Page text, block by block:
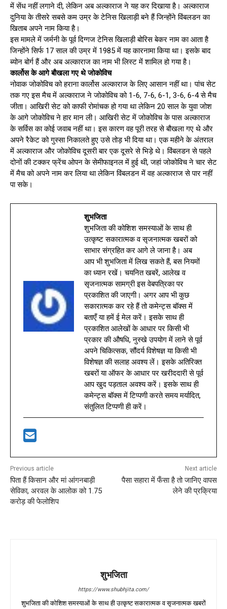
में सेंध नहीं लगाने दी, लेकिन अब अल्काराज ने यह कर दिखाया है। अल्काराज
दुनिया के तीसरे सबसे कम उम्र के टेनिस खिलाड़ी बने हैं जिन्होंने विंबलडन का
खिताब अपने नाम किया है।
इस मामले में जर्मनी के पूर्व दिग्गज टेनिस खिलाड़ी बोरिस बेकर नाम का आता है
जिन्होंने सिर्फ 17 साल की उम्र में 1985 में यह कारनामा किया था। इसके बाद
ब्योन बोर्ग हैं और अब अल्काराज का नाम भी लिस्ट में शामिल हो गया है।
कार्लोस के आगे बौखला गए थे जोकोविच
नोवाक जोकोविच को हराना कार्लोस अल्काराज के लिए आसान नहीं था। पांच सेट
तक गए इस मैच में अल्काराज ने जोकोविच को 1-6, 7-6, 6-1, 3-6, 6-4 से मैच
जीता। आखिरी सेट को काफी रोमांचक हो गया था लेकिन 20 साल के युवा जोश
के आगे जोकोविच ने हार मान ली। आखिरी सेट में जोकोविच के पास अल्काराज
के सर्विस का कोई जवाब नहीं था। इस कारण वह पूरी तरह से बौखला गए थे और
अपने रैकेट को गुस्सा निकालते हुए उसे तोड़ भी दिया था। एक महीने के अंतराल
में अल्काराज और जोकोविच दूसरी बार एक दूसरे से भिड़े थे। विंबलडन से पहले
दोनों की टक्कर फ्रेंच ओपन के सेमीफाइनल में हुई थी, जहां जोकोविच ने चार सेट
में मैच को अपने नाम कर लिया था लेकिन विंबलडन में वह अल्काराज से पार नहीं
पा सके।
शुभजिता
शुभजिता की कोशिश समस्याओं के साथ ही
उत्कृष्ट सकारात्मक व सृजनात्मक खबरों को
साभार संग्रहित कर आगे ले जाना है। अब
आप भी शुभजिता में लिख सकते हैं, बस नियमों
का ध्यान रखें। चयनित खबरें, आलेख व
सृजनात्मक सामग्री इस वेबपत्रिका पर
प्रकाशित की जाएगी। अगर आप भी कुछ
सकारात्मक कर रहे हैं तो कमेन्ट्स बॉक्स में
बताएँ या हमें ई मेल करें। इसके साथ ही
प्रकाशित आलेखों के आधार पर किसी भी
प्रकार की औषधि, नुस्खे उपयोग में लाने से पूर्व
अपने चिकित्सक, सौंदर्य विशेषज्ञ या किसी भी
विशेषज्ञ की सलाह अवश्य लें। इसके अतिरिक्त
खबरों या ऑफर के आधार पर खरीददारी से पूर्व
आप खुद पड़ताल अवश्य करें। इसके साथ ही
कमेन्ट्स बॉक्स में टिप्पणी करते समय मर्यादित,
संतुलित टिप्पणी ही करें।
Previous article
पिता हैं किसान और मां आंगनबाड़ी
सेविका, अरवल के आलोक को 1.75
करोड़ की फेलोशिप
Next article
पैसा सहारा में फँसा है तो जानिए वापस
लेने की प्रक्रिया
शुभजिता
https://www.shubhjita.com/
शुभजिता की कोशिश समस्याओं के साथ ही उत्कृष्ट सकारात्मक व सृजनात्मक खबरों